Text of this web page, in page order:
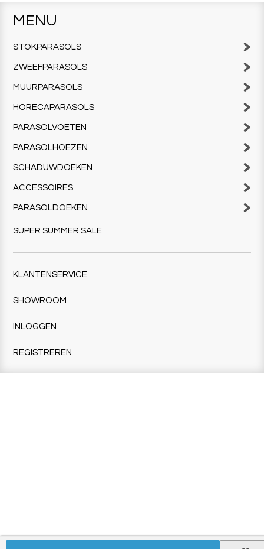
MENU
STOKPARASOLS
ZWEEFPARASOLS
MUURPARASOLS
HORECAPARASOLS
PARASOLVOETEN
PARASOLHOEZEN
SCHADUWDOEKEN
ACCESSOIRES
PARASOLDOEKEN
SUPER SUMMER SALE
KLANTENSERVICE
SHOWROOM
INLOGGEN
REGISTREREN